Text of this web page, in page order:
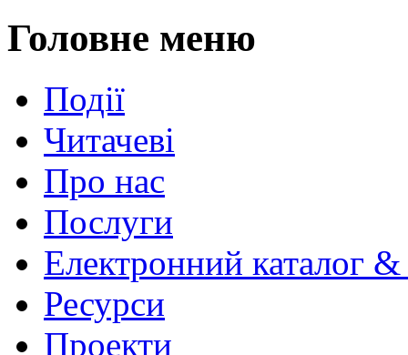
Головне меню
Події
Читачеві
Про нас
Послуги
Електронний каталог
Ресурси
Проекти